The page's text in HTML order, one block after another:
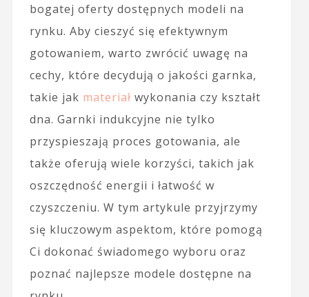
bogatej oferty dostępnych modeli na
rynku. Aby cieszyć się efektywnym
gotowaniem, warto zwrócić uwagę na
cechy, które decydują o jakości garnka,
takie jak materiał wykonania czy kształt
dna. Garnki indukcyjne nie tylko
przyspieszają proces gotowania, ale
także oferują wiele korzyści, takich jak
oszczędność energii i łatwość w
czyszczeniu. W tym artykule przyjrzymy
się kluczowym aspektom, które pomogą
Ci dokonać świadomego wyboru oraz
poznać najlepsze modele dostępne na